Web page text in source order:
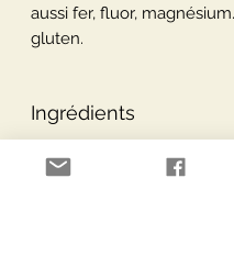
aussi fer, fluor,
gluten.
Ingrédients
Apport de 3 bouchons (30
Conseils d’utilisation